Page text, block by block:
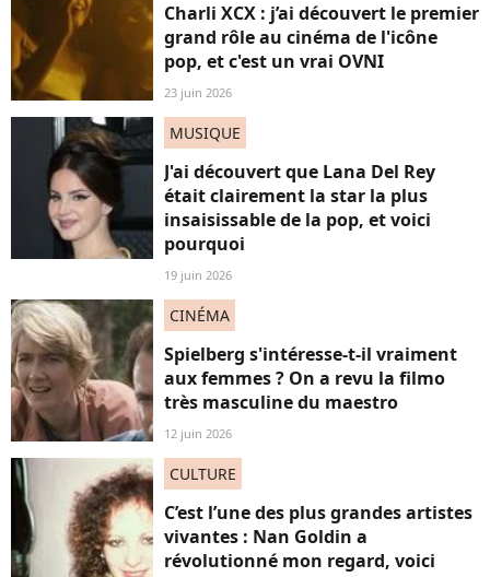
Charli XCX : j’ai découvert le premier
grand rôle au cinéma de l'icône
pop, et c'est un vrai OVNI
23 juin 2026
MUSIQUE
J'ai découvert que Lana Del Rey
était clairement la star la plus
insaisissable de la pop, et voici
pourquoi
19 juin 2026
CINÉMA
Spielberg s'intéresse-t-il vraiment
aux femmes ? On a revu la filmo
très masculine du maestro
12 juin 2026
CULTURE
C’est l’une des plus grandes artistes
vivantes : Nan Goldin a
révolutionné mon regard, voici